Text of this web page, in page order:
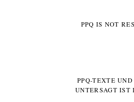
PPQ IS NOT
PPQ-TEXTE
UNTERSAGT IST